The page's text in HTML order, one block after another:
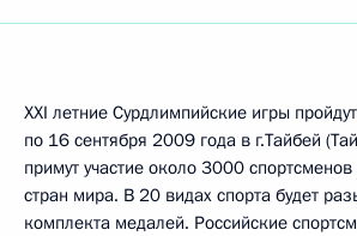
XXI летние Сурдлимпийские игры
по 16 сентября 2009 года в г.Тайбей
примут участие около 3000
стран мира. В 20 видах спорта будет
комплекта медалей. Российские